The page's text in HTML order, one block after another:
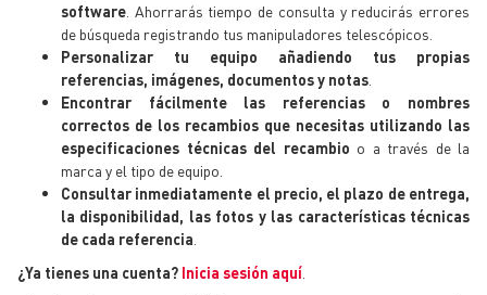
software . Ahorrarás tiempo de consulta y reducirás errores
de búsqueda registrando tus manipuladores telescópicos.
Personalizar tu equipo añadiendo tus propias
referencias, imágenes, documentos y notas
Encontrar fácilmente las referencias o nombres
correctos de los recambios que necesitas utilizando las
especificaciones técnicas del recambio o a través de la
marca y el tipo de equipo.
Consultar inmediatamente el precio, el plazo de entrega,
la disponibilidad, las fotos y las características técnicas
de cada referencia
¿Ya tienes una cuenta? Inicia sesión aquí